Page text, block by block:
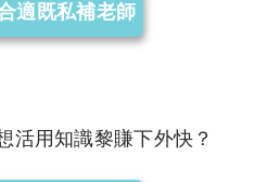
適既私補老師
活用知識黎賺下外快？